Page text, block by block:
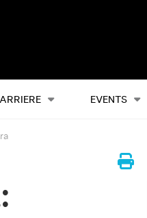
EVENTS
Alles Events